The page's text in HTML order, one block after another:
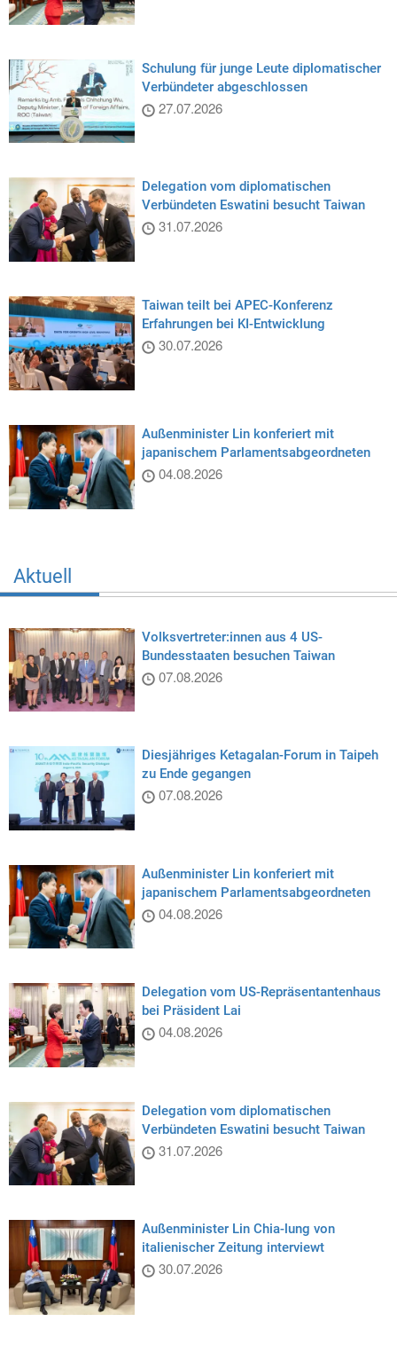
Schulung für junge Leute diplomatischer
Verbündeter abgeschlossen
27.07.2026
Delegation vom diplomatischen
Verbündeten Eswatini besucht Taiwan
31.07.2026
Taiwan teilt bei APEC-Konferenz
Erfahrungen bei KI-Entwicklung
30.07.2026
Außenminister Lin konferiert mit
japanischem Parlamentsabgeordneten
04.08.2026
Aktuell
Volksvertreter:innen aus 4 US-
Bundesstaaten besuchen Taiwan
07.08.2026
Diesjähriges Ketagalan-Forum in Taipeh
zu Ende gegangen
07.08.2026
Außenminister Lin konferiert mit
japanischem Parlamentsabgeordneten
04.08.2026
Delegation vom US-Repräsentantenhaus
bei Präsident Lai
04.08.2026
Delegation vom diplomatischen
Verbündeten Eswatini besucht Taiwan
31.07.2026
Außenminister Lin Chia-lung von
italienischer Zeitung interviewt
30.07.2026